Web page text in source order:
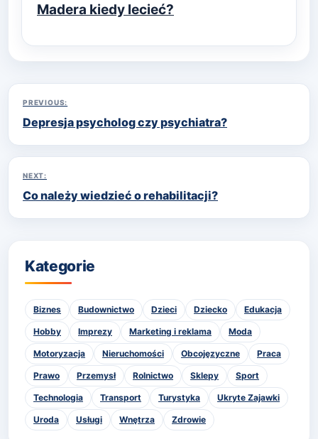
Madera kiedy lecieć?
Nawigacja
wpisu
PREVIOUS:
Depresja psycholog czy psychiatra?
NEXT:
Co należy wiedzieć o rehabilitacji?
Kategorie
Biznes Budownictwo Dzieci Dziecko Edukacja
Hobby Imprezy Marketing i reklama Moda
Motoryzacja Nieruchomości Obcojęzyczne Praca
Prawo Przemysł Rolnictwo Sklepy Sport
Technologia Transport Turystyka Ukryte Zajawki
Uroda Usługi Wnętrza Zdrowie